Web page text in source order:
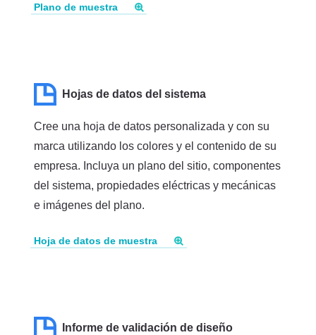
Plano de muestra
Hojas de datos del sistema
Cree una hoja de datos personalizada y con su
marca utilizando los colores y el contenido de su
empresa. Incluya un plano del sitio, componentes
del sistema, propiedades eléctricas y mecánicas
e imágenes del plano.
Hoja de datos de muestra
Informe de validación de diseño